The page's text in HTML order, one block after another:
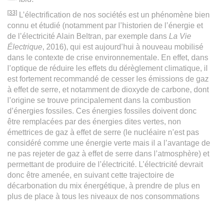
[33]
L’électrification de nos sociétés est un phénomène bien
connu et étudié (notamment par l’historien de l’énergie et
de l’électricité Alain Beltran, par exemple dans La Vie
Électrique, 2016), qui est aujourd’hui à nouveau mobilisé
dans le contexte de crise environnementale. En effet, dans
l’optique de réduire les effets du dérèglement climatique, il
est fortement recommandé de cesser les émissions de gaz
à effet de serre, et notamment de dioxyde de carbone, dont
l’origine se trouve principalement dans la combustion
d’énergies fossiles. Ces énergies fossiles doivent donc
être remplacées par des énergies dites vertes, non
émettrices de gaz à effet de serre (le nucléaire n’est pas
considéré comme une énergie verte mais il a l’avantage de
ne pas rejeter de gaz à effet de serre dans l’atmosphère) et
permettant de produire de l’électricité. L’électricité devrait
donc être amenée, en suivant cette trajectoire de
décarbonation du mix énergétique, à prendre de plus en
plus de place à tous les niveaux de nos consommations